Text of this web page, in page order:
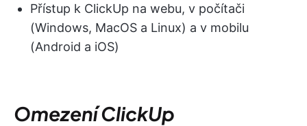
Přístup k ClickUp na webu, v počítači
(Windows, MacOS a Linux) a v mobilu
(Android a iOS)
Omezení ClickUp